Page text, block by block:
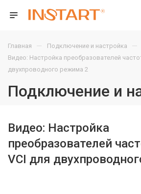
Главная — Подключение и настройка —
Видео: Настройка преобразователей
двухпроводного режима 2
Подключение и
Видео: Настройка
преобразователей
VCI для